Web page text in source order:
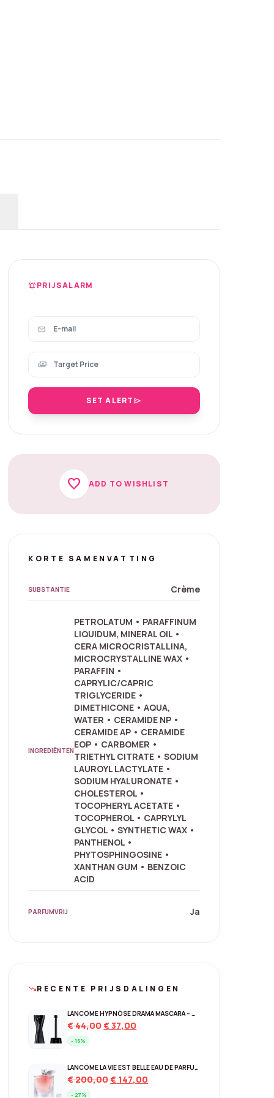
notifications_activePRIJSALARM
mail
payments
SET ALERTsend
favorite ADD TO WISHLIST
KORTE SAMENVATTING
SUBSTANTIE Crème
INGREDIËNTEN
PETROLATUM • PARAFFINUM
LIQUIDUM, MINERAL OIL •
CERA MICROCRISTALLINA,
MICROCRYSTALLINE WAX •
PARAFFIN •
CAPRYLIC/CAPRIC
TRIGLYCERIDE •
DIMETHICONE • AQUA,
WATER • CERAMIDE NP •
CERAMIDE AP • CERAMIDE
EOP • CARBOMER •
TRIETHYL CITRATE • SODIUM
LAUROYL LACTYLATE •
SODIUM HYALURONATE •
CHOLESTEROL •
TOCOPHERYL ACETATE •
TOCOPHEROL • CAPRYLYL
GLYCOL • SYNTHETIC WAX •
PANTHENOL •
PHYTOSPHINGOSINE •
XANTHAN GUM • BENZOIC
ACID
PARFUMVRIJ Ja
trending_downRECENTE PRIJSDALINGEN
LANCÔME HYPNÔSE DRAMA MASCARA – 01 EXCESSIVE BLACK
€44,00Original
€37,00
- 16%
LANCÔME LA VIE EST BELLE EAU DE PARFUM – NAVULBAAR 150 ML
€200,00Original
€ 147,00
- 27%